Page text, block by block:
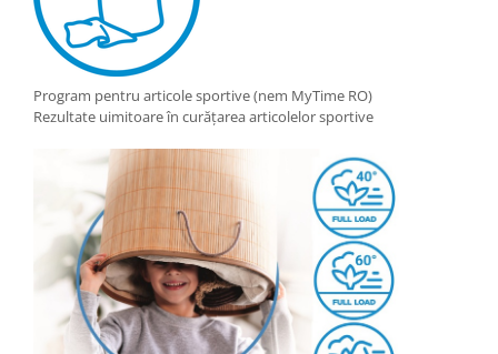
Program pentru articole sportive (nem MyTime RO)
Rezultate uimitoare în curățarea articolelor sportive